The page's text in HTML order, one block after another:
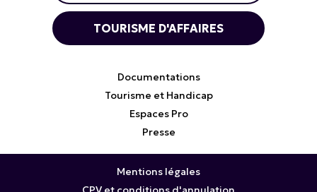
TOURISME D'AFFAIRES
Documentations
Tourisme et Handicap
Espaces Pro
Presse
Mentions légales